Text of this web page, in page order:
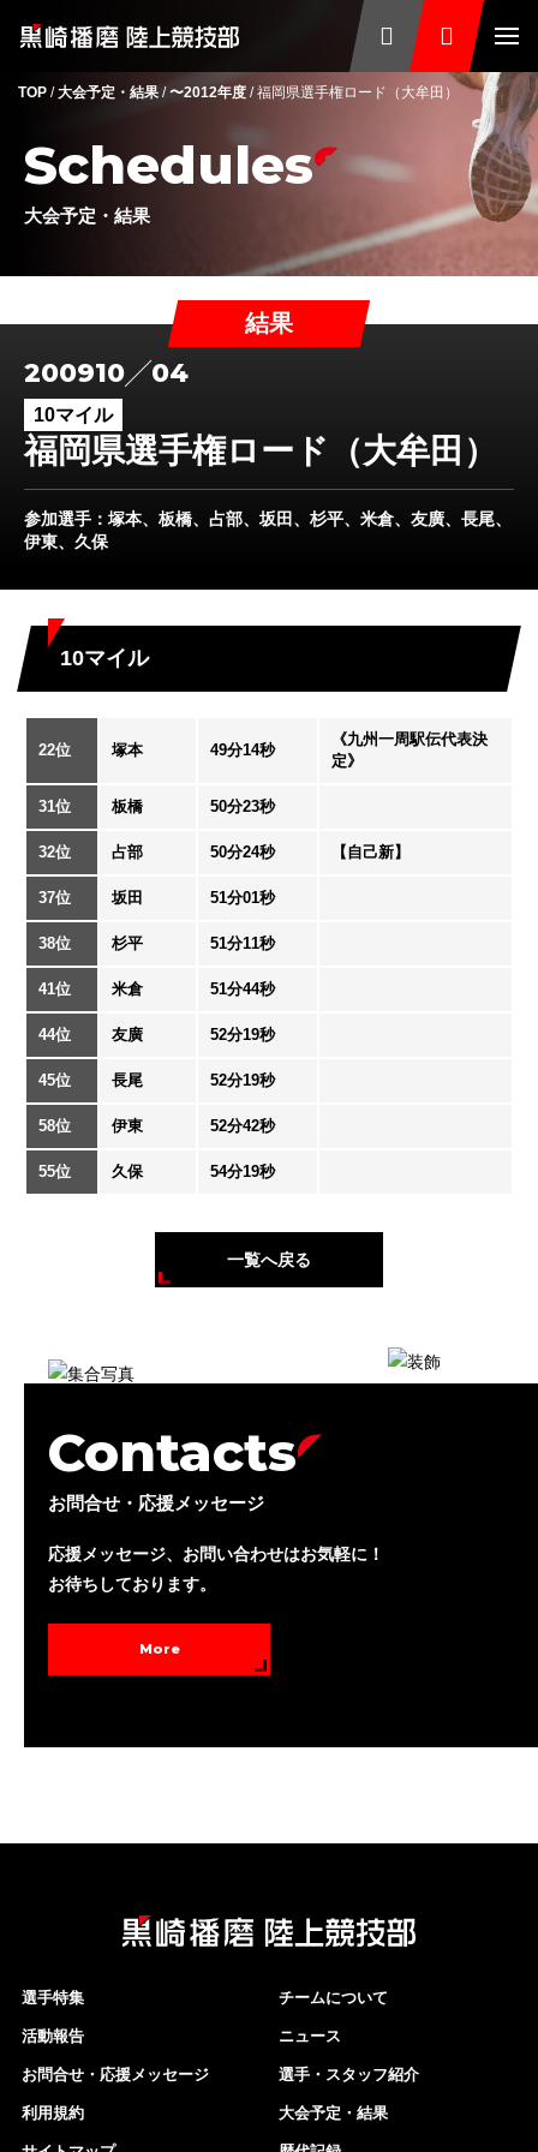
TOP /大会予定・結果 /〜2012年度 /福岡県選手権ロード（大牟田）
Schedules
大会予定・結果
結果
200910 04
10マイル
福岡県選手権ロード（大牟田）
参加選手 ：塚本、板橋、占部、坂田、杉平、米倉、友廣、長尾、
伊東、久保
10マイル
22位 塚本 49分14秒
《九州一周駅伝代表決
定》
31位 板橋 50分23秒
32位 占部 50分24秒 【自己新】
37位 坂田 51分01秒
38位 杉平 51分11秒
41位 米倉 51分44秒
44位 友廣 52分19秒
45位 長尾 52分19秒
58位 伊東 52分42秒
55位 久保 54分19秒
一覧へ戻る
Contacts
お問合せ・応援メッセージ
応援メッセージ、お問い合わせはお気軽に！
お待ちしております。
More
チームについて
ニュース
選手・スタッフ紹介
大会予定・結果
選手特集
活動報告
お問合せ・応援メッセージ
利用規約